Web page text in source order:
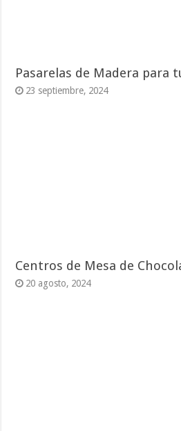
Pasarelas de Madera para
23 septiembre, 2024
Centros de Mesa de
20 agosto, 2024